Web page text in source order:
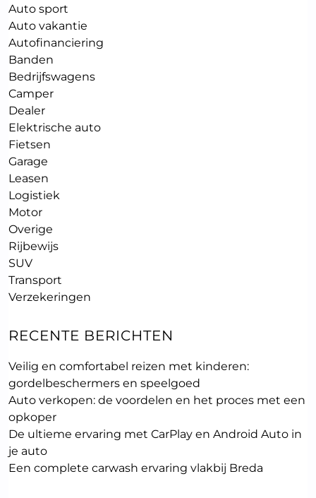
Auto sport
Auto vakantie
Autofinanciering
Banden
Bedrijfswagens
Camper
Dealer
Elektrische auto
Fietsen
Garage
Leasen
Logistiek
Motor
Overige
Rijbewijs
SUV
Transport
Verzekeringen
RECENTE BERICHTEN
Veilig en comfortabel reizen met kinderen:
gordelbeschermers en speelgoed
Auto verkopen: de voordelen en het proces met een
opkoper
De ultieme ervaring met CarPlay en Android Auto in
je auto
Een complete carwash ervaring vlakbij Breda